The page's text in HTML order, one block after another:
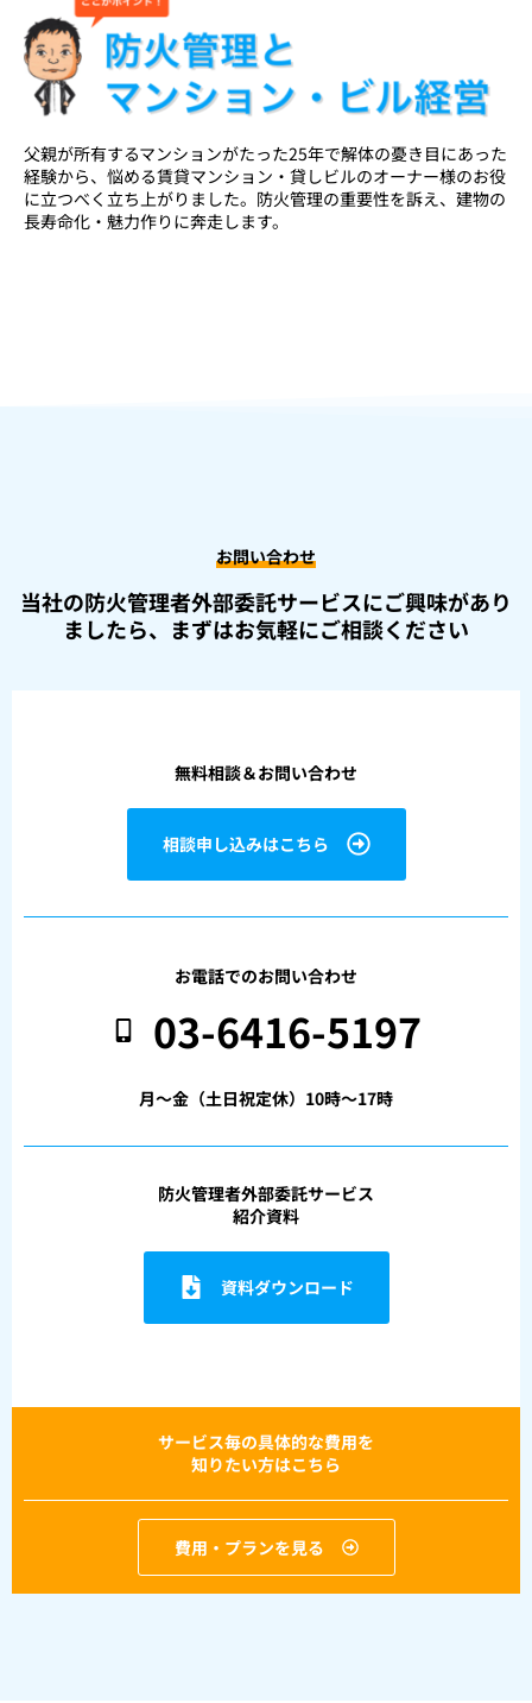
父親が所有するマンションがたった25年で解体の憂き目にあった
経験から、悩める賃貸マンション・貸しビルのオーナー様のお役
に立つべく立ち上がりました。防火管理の重要性を訴え、建物の
長寿命化・魅力作りに奔走します。
お問い合わせ
当社の防火管理者外部委託サービスにご興味があり
ましたら、 まずはお気軽にご相談ください
無料相談＆お問い合わせ
相談申し込みはこちら
お電話でのお問い合わせ
03-6416-5197
月〜金（土日祝定休）10時〜17時
防火管理者外部委託サービス
紹介資料
資料ダウンロード
サービス毎の具体的な費用を
知りたい方はこちら
費用・プランを見る